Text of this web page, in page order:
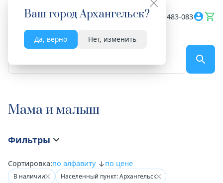
Ваш городАрхангельск?
Да, верно Нет, изменить
Весь сайт 8182 483-083
Мама и малыш
Фильтры
Сортировка:по алфавиту по цене
В наличии Населенный пункт: Архангельск